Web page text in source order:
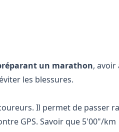
un marathon, avoir
les blessures.
Il permet de passer
GPS. Savoir que 5'00"/km